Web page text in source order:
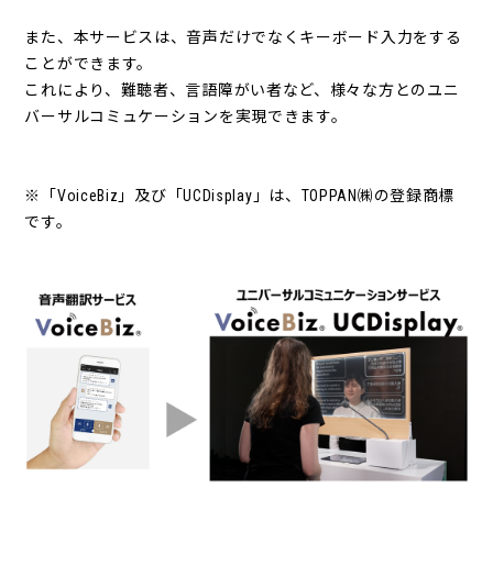
また、本サービスは、音声だけでなくキーボード入力をする
ことができます。
これにより、難聴者、言語障がい者など、様々な方とのユニ
バーサルコミュケーションを実現できます。
※「VoiceBiz」及び「UCDisplay」は、TOPPAN㈱の登録商標
です。